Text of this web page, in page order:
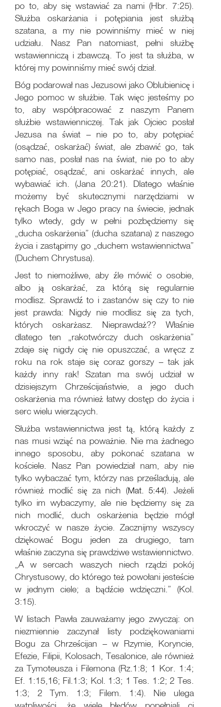
po to, aby się wstawiać za nami (Hbr. 7:25).
Służba oskarżania i potępiania jest służbą
szatana, a my nie powinniśmy mieć w niej
udziału. Nasz Pan natomiast, pełni służbę
wstawienniczą i zbawczą. To jest ta służba, w
której my powinniśmy mieć swój dział.
Bóg podarował nas Jezusowi jako Oblubienicę i
Jego pomoc w służbie. Tak więc jesteśmy po
to, aby współpracować z naszym Panem
służbie wstawienniczej. Tak jak Ojciec posłał
Jezusa na świat – nie po to, aby potępiać
(osądzać, oskarżać) świat, ale zbawić go, tak
samo nas, posłał nas na świat, nie po to aby
potępiać, osądzać, ani oskarżać innych, ale
wybawiać ich. (Jana 20:21). Dlatego właśnie
możemy być skutecznymi narzędziami w
rękach Boga w Jego pracy na świecie, jednak
tylko wtedy, gdy w pełni pozbędziemy się
„ducha oskarżenia” (ducha szatana) z naszego
życia i zastąpimy go „duchem wstawiennictwa”
(Duchem Chrystusa).
Jest to niemożliwe, aby źle mówić o osobie,
albo ją oskarżać, za którą się regularnie
modlisz. Sprawdź to i zastanów się czy to nie
jest prawda: Nigdy nie modlisz się za tych,
których oskarżasz. Nieprawdaż?? Właśnie
dlatego ten „rakotwórczy duch oskarżenia”
zdaje się nigdy cię nie opuszczać, a wręcz z
roku na rok staje się coraz gorszy – tak jak
każdy inny rak! Szatan ma swój udział w
dzisiejszym Chrześcijaństwie, a jego duch
oskarżenia ma również łatwy dostęp do życia i
serc wielu wierzących.
Służba wstawiennictwa jest tą, którą każdy z
nas musi wziąć na poważnie. Nie ma żadnego
innego sposobu, aby pokonać szatana w
kościele. Nasz Pan powiedział nam, aby nie
tylko wybaczać tym, którzy nas prześladują, ale
również modlić się za nich (Mat. 5:44). Jeżeli
tylko im wybaczymy, ale nie będziemy się za
nich modlić, duch oskarżenia będzie mógł
wkroczyć w nasze życie. Zacznijmy wszyscy
dziękować Bogu jeden za drugiego, tam
właśnie zaczyna się prawdziwe wstawiennictwo.
„A w sercach waszych niech rządzi pokój
Chrystusowy, do którego też powołani jesteście
w jednym ciele; a bądźcie wdzięczni.” (Kol.
3:15).
W listach Pawła zauważamy jego zwyczaj: on
niezmiennie zaczynał listy podziękowaniami
Bogu za Chrześcijan – w Rzymie, Koryncie,
Efezie, Filipii, Kolosach, Tesalonice, ale również
za Tymoteusza i Filemona (Rz.1:8; 1 Kor. 1:4;
Ef. 1:15,16; Fil.1:3; Kol. 1:3; 1 Tes. 1:2; 2 Tes.
1:3; 2 Tym. 1:3; Filem. 1:4). Nie ulega